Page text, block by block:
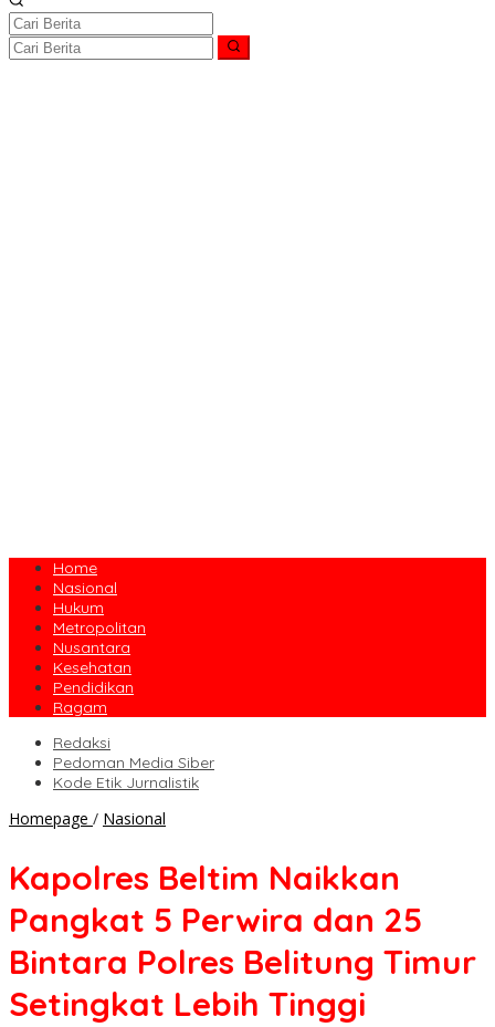
Home
Nasional
Hukum
Metropolitan
Nusantara
Kesehatan
Pendidikan
Ragam
Redaksi
Pedoman Media Siber
Kode Etik Jurnalistik
Homepage / Nasional
Pangkat
Perwira
25
Polres
Kapolres Beltim Naikkan
Pangkat 5 Perwira dan 25
Bintara Polres Belitung Timur
Setingkat Lebih Tinggi